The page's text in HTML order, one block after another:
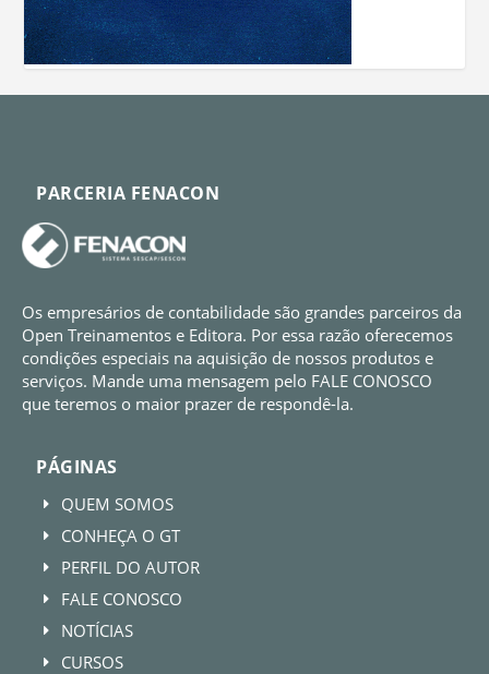
PARCERIA FENACON
Os empresários de contabilidade são grandes parceiros da
Open Treinamentos e Editora. Por essa razão oferecemos
condições especiais na aquisição de nossos produtos e
serviços. Mande uma mensagem pelo FALE CONOSCO
que teremos o maior prazer de respondê-la.
PÁGINAS
E QUEM SOMOS
E CONHEÇA O GT
E PERFIL DO AUTOR
E FALE CONOSCO
E NOTÍCIAS
E CURSOS